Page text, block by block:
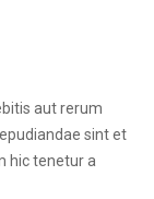
aut rerum
sint et
hic tenetur a